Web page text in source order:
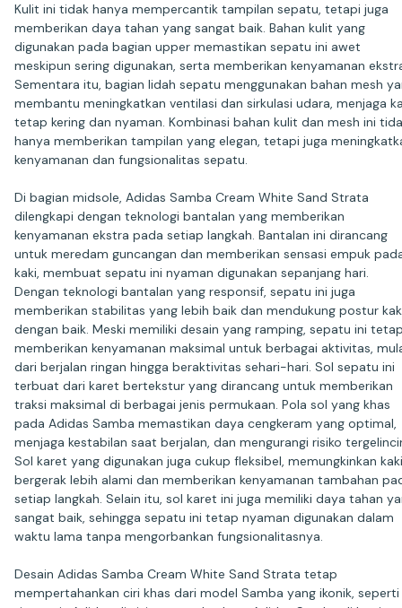
Kulit ini tidak hanya mempercantik tampilan sepatu, tetapi juga
memberikan daya tahan yang sangat baik. Bahan kulit yang
digunakan pada bagian upper memastikan sepatu ini awet
meskipun sering digunakan, serta memberikan kenyamanan
Sementara itu, bagian lidah sepatu menggunakan bahan mesh
membantu meningkatkan ventilasi dan sirkulasi udara, menjaga
tetap kering dan nyaman. Kombinasi bahan kulit dan mesh ini
hanya memberikan tampilan yang elegan, tetapi juga
kenyamanan dan fungsionalitas sepatu.
Di bagian midsole, Adidas Samba Cream White Sand Strata
dilengkapi dengan teknologi bantalan yang memberikan
kenyamanan ekstra pada setiap langkah. Bantalan ini dirancang
untuk meredam guncangan dan memberikan sensasi empuk
kaki, membuat sepatu ini nyaman digunakan sepanjang hari.
Dengan teknologi bantalan yang responsif, sepatu ini juga
memberikan stabilitas yang lebih baik dan mendukung postur
dengan baik. Meski memiliki desain yang ramping, sepatu ini
memberikan kenyamanan maksimal untuk berbagai aktivitas,
dari berjalan ringan hingga beraktivitas sehari-hari. Sol sepatu ini
terbuat dari karet bertekstur yang dirancang untuk memberikan
traksi maksimal di berbagai jenis permukaan. Pola sol yang khas
pada Adidas Samba memastikan daya cengkeram yang optimal,
menjaga kestabilan saat berjalan, dan mengurangi risiko
Sol karet yang digunakan juga cukup fleksibel, memungkinkan kaki
bergerak lebih alami dan memberikan kenyamanan tambahan
setiap langkah. Selain itu, sol karet ini juga memiliki daya tahan
sangat baik, sehingga sepatu ini tetap nyaman digunakan dalam
waktu lama tanpa mengorbankan fungsionalitasnya.
Desain Adidas Samba Cream White Sand Strata tetap
mempertahankan ciri khas dari model Samba yang ikonik, seperti